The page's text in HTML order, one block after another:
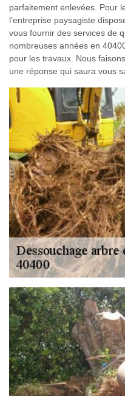
parfaitement enlevées. Pour
l’entreprise paysagiste
vous fournir des services de
nombreuses années en
pour les travaux. Nous
une réponse qui saura vous